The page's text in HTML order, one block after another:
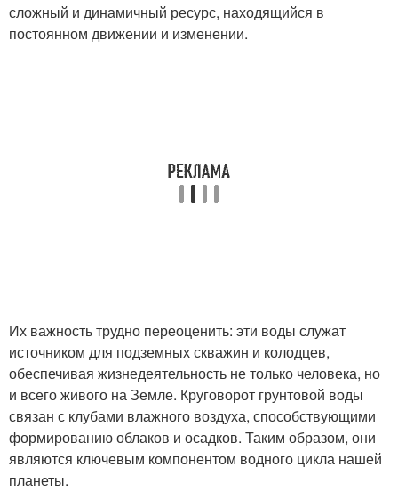
сложный и динамичный ресурс, находящийся в
постоянном движении и изменении.
Их важность трудно переоценить: эти воды служат
источником для подземных скважин и колодцев,
обеспечивая жизнедеятельность не только человека, но
и всего живого на Земле. Круговорот грунтовой воды
связан с клубами влажного воздуха, способствующими
формированию облаков и осадков. Таким образом, они
являются ключевым компонентом водного цикла нашей
планеты.